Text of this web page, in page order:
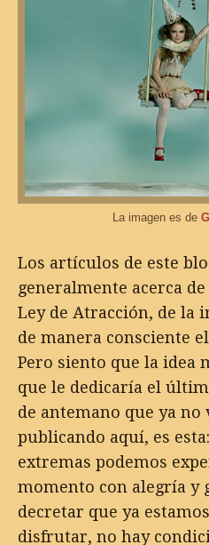
La imagen es de
Los artículos de este
generalmente acerca
Ley de Atracción, de la
de manera consciente
Pero siento que la idea
que le dedicaría el
de antemano que ya no
publicando aquí, es
extremas podemos
momento con alegría y
decretar que ya
disfrutar, no hay